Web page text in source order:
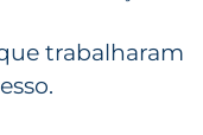
trabalharam